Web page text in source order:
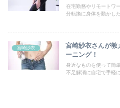
在宅勤務やリモートワ
分転換に身体を動かし
宮崎紗衣
宮崎紗衣さんが教
ーニング！
身近なものを使って簡
不足解消に自宅で手軽